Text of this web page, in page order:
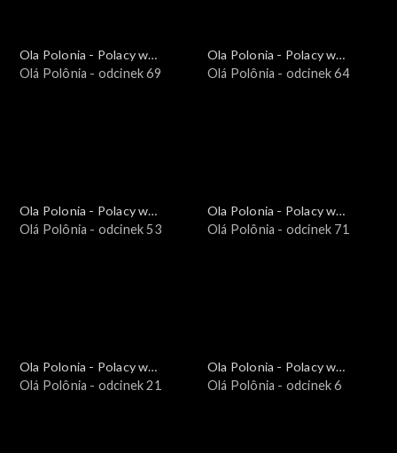
Ola Polonia - Polacy w
Brazylii i Ameryce
Olá Polônia - odcinek 69
Ola Polonia - Polacy w
Brazylii i Ameryce
Olá Polônia - odcinek 64
Ola Polonia - Polacy w
Brazylii i Ameryce
Olá Polônia - odcinek 53
Ola Polonia - Polacy w
Brazylii i Ameryce
Olá Polônia - odcinek 71
Ola Polonia - Polacy w
Brazylii i Ameryce
Olá Polônia - odcinek 21
Ola Polonia - Polacy w
Brazylii i Ameryce
Olá Polônia - odcinek 6